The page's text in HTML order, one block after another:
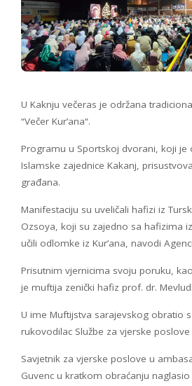
U Kaknju večeras je održana
“Večer Kur’ana“.
Programu u Sportskoj dvorani, koji je
Islamske zajednice Kakanj,
građana.
Manifestaciju su uveličali hafizi iz
Ozsoya, koji su zajedno sa hafizima
učili odlomke iz Kur’ana, navodi
Prisutnim vjernicima svoju poruku,
je muftija zenički hafiz prof. dr.
U ime Muftijstva sarajevskog obratio
rukovodilac Službe za vjerske
Savjetnik za vjerske poslove u
Guvenc u kratkom obraćanju